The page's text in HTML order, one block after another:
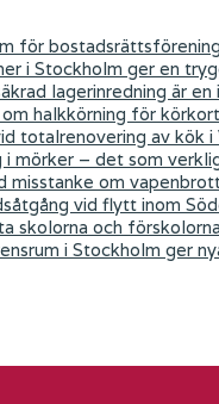
för
i Stockholm ger en
lagerinredning är
halkkörning för
totalrenovering av kök i
i mörker – det som
misstanke om
vid flytt inom
skolorna och
i Stockholm ger